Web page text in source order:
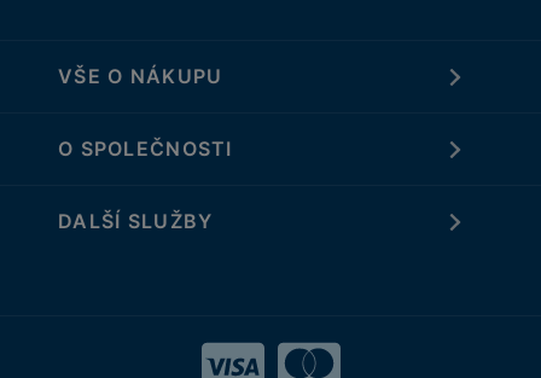
VŠE O NÁKUPU
O SPOLEČNOSTI
DALŠÍ SLUŽBY